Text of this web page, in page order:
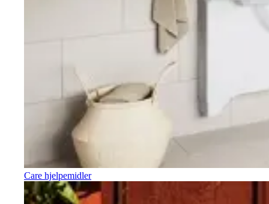
Care hjelpemidler